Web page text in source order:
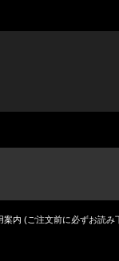
案内 (ご注文前に必ずお読み